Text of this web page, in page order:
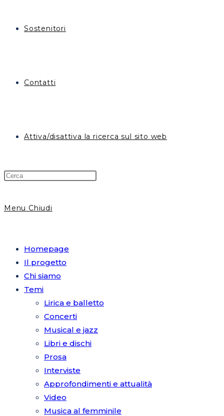
Sostenitori
Contatti
Attiva/disattiva la ricerca sul sito web
Menu Chiudi
Homepage
Il progetto
Chi siamo
Temi
Lirica e balletto
Concerti
Musical e jazz
Libri e dischi
Prosa
Interviste
Approfondimenti e attualità
Video
Musica al femminile